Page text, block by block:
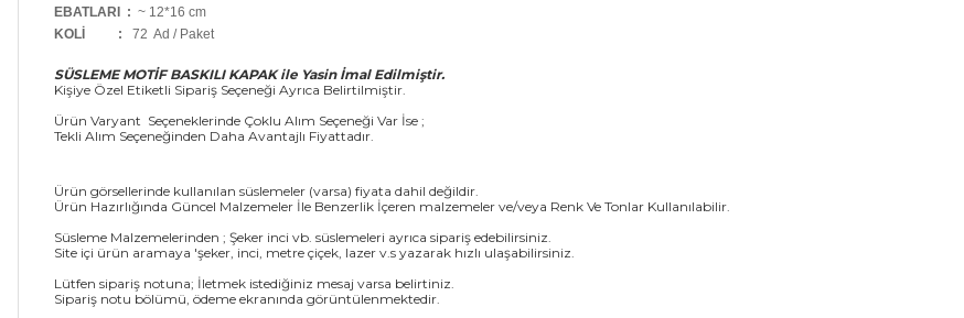
EBATLARI : ~ 12*16 cm
KOLİ
: 72 Ad / Paket
SÜSLEME MOTİF BASKILI KAPAK ile Yasin İmal Edilmiştir.
Kişiye Özel Etiketli Sipariş Seçeneği Ayrıca Belirtilmiştir.
Ürün Varyant Seçeneklerinde Çoklu Alım Seçeneği Var İse ;
Tekli Alım Seçeneğinden Daha Avantajlı Fiyattadır.
Ürün görsellerinde kullanılan süslemeler (varsa) fiyata dahil değildir.
Ürün Hazırlığında Güncel Malzemeler İle Benzerlik İçeren malzemeler ve/veya Renk Ve Tonlar Kullanılabilir.
Süsleme Malzemelerinden ; Şeker inci vb. süslemeleri ayrıca sipariş edebilirsiniz.
Site içi ürün aramaya 'şeker, inci, metre çiçek, lazer v.s yazarak hızlı ulaşabilirsiniz.
Lütfen sipariş notuna; İletmek istediğiniz mesaj varsa belirtiniz.
Sipariş notu bölümü, ödeme ekranında görüntülenmektedir.